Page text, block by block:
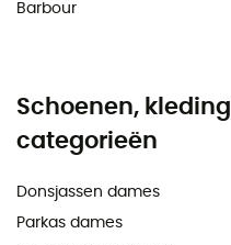
Barbour
Schoenen,
categorieën
Donsjassen dames
Parkas dames